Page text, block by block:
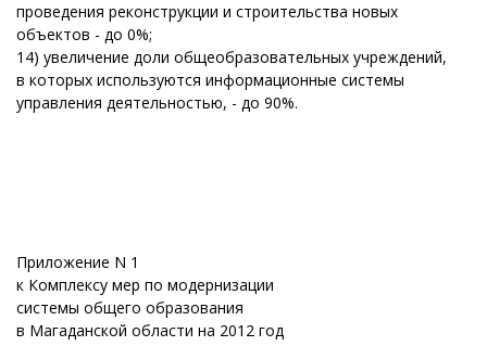
проведения реконструкции и строительства новых
объектов - до 0%;
14) увеличение доли общеобразовательных учреждений,
в которых используются информационные системы
управления деятельностью, - до 90%.
Приложение N 1
к Комплексу мер по модернизации
системы общего образования
в Магаданской области на 2012 год